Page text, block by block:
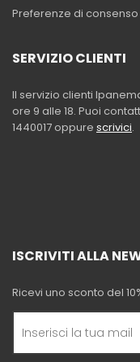
Preferenze di consenso
SERVIZIO CLIENTI
Il servizio clienti
ore 9 alle 18. Puoi
1440017 oppure scrivici.
ISCRIVITI ALLA
Ricevi uno sconto del